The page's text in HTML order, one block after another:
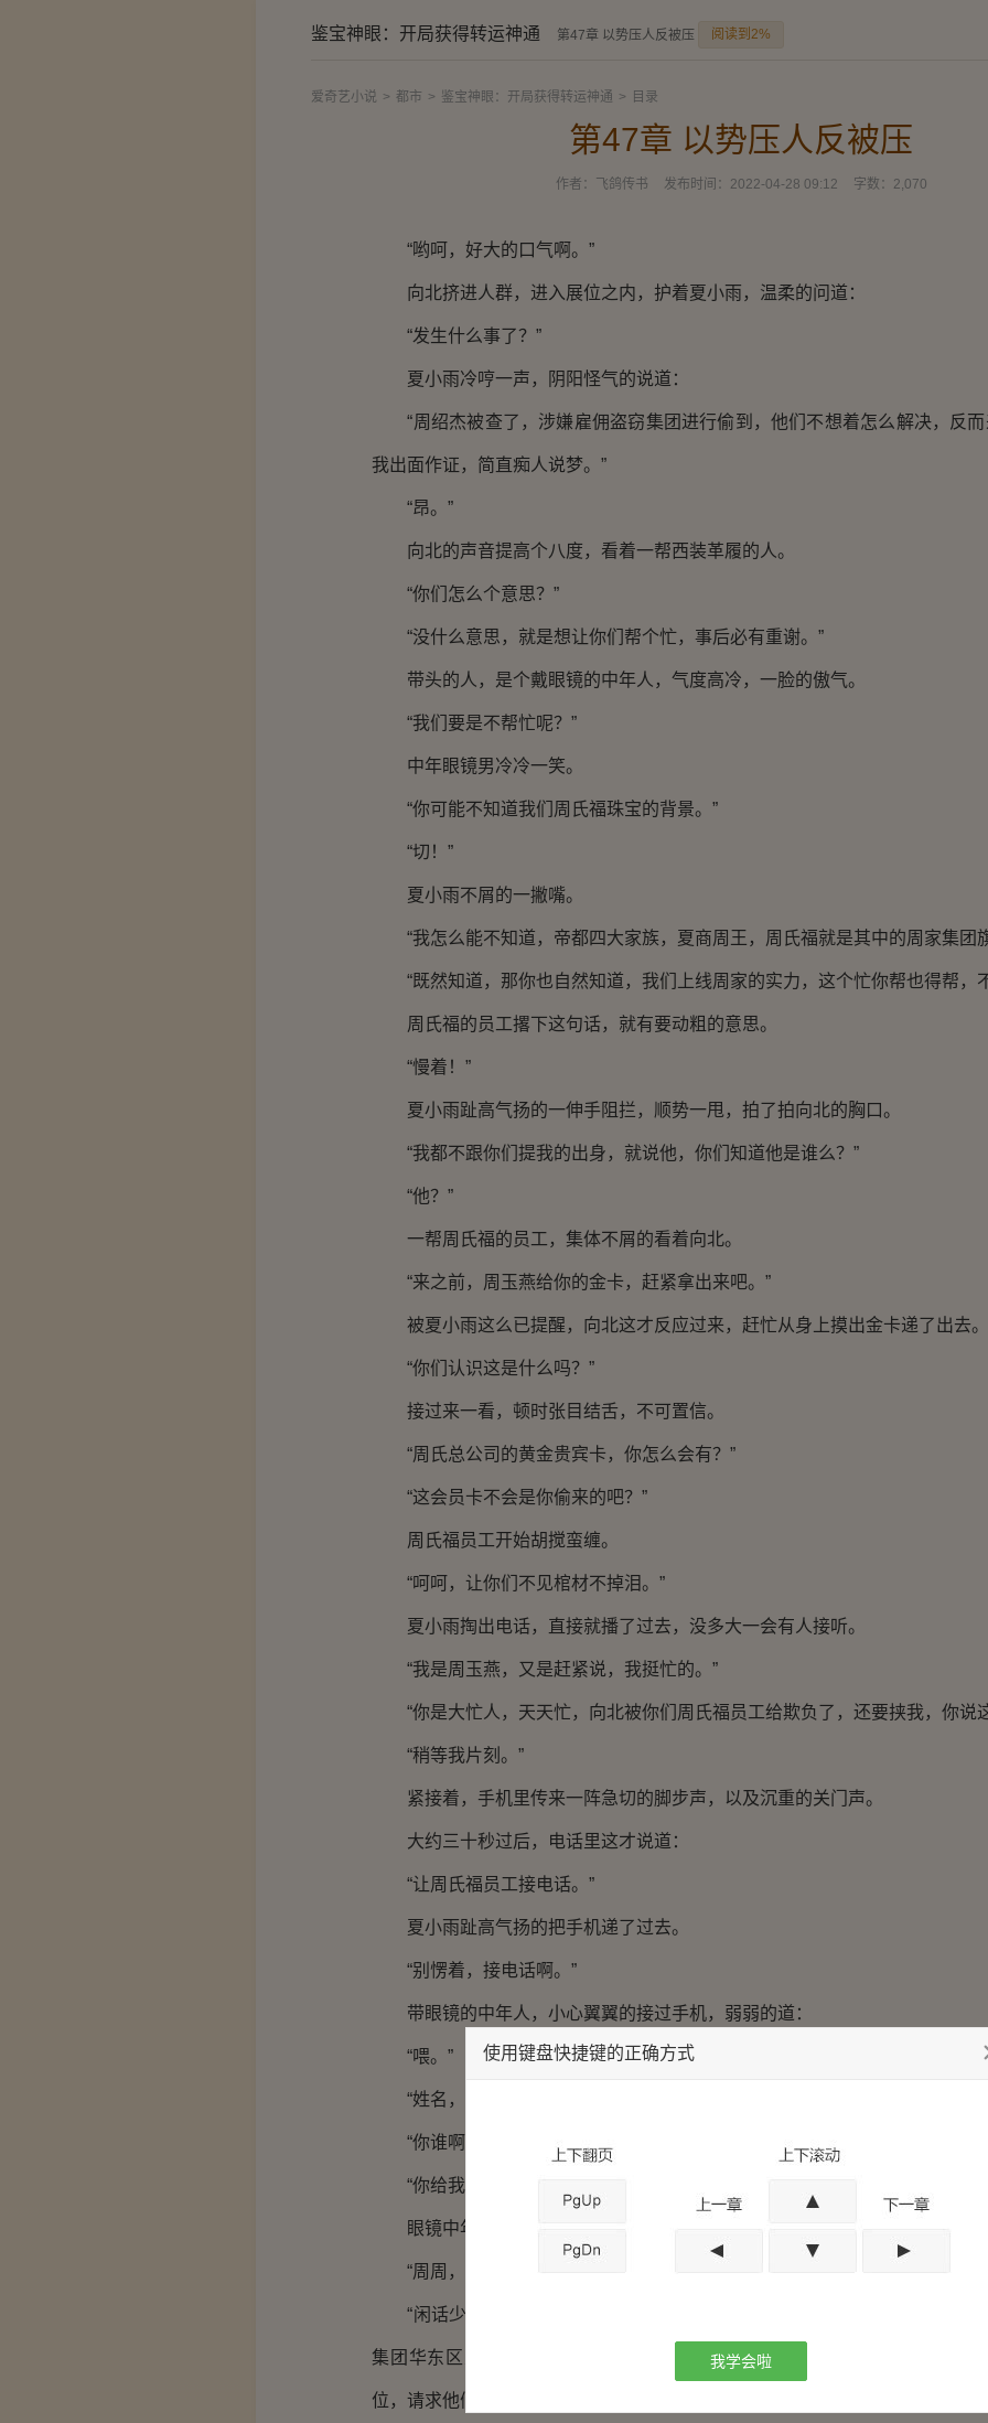
鉴宝神眼：开局获得转运神通 第47章 以势压人反被压 阅读到2%
爱奇艺小说 > 都市 > 鉴宝神眼：开局获得转运神通 > 目录
第47章 以势压人反被压
作者： 飞鸽传书 发布时间： 2022-04-28 09:12 字数： 2,070
“哟呵，好大的口气啊。”
向北挤进人群，进入展位之内，护着夏小雨，温柔的问道：
“发生什么事了？”
夏小雨冷哼一声，阴阳怪气的说道：
“周绍杰被查了，涉嫌雇佣盗窃集团进行偷到，他们不想着怎么解决，反而
我出面作证，简直痴人说梦。”
“昂。”
向北的声音提高个八度，看着一帮西装革履的人。
“你们怎么个意思？”
“没什么意思，就是想让你们帮个忙，事后必有重谢。”
带头的人，是个戴眼镜的中年人，气度高冷，一脸的傲气。
“我们要是不帮忙呢？”
中年眼镜男冷冷一笑。
“你可能不知道我们周氏福珠宝的背景。”
“切！”
夏小雨不屑的一撇嘴。
“我怎么能不知道，帝都四大家族，夏商周王，周氏福就是其中的周家集团
“既然知道，那你也自然知道，我们上线周家的实力，这个忙你帮也得帮，
周氏福的员工撂下这句话，就有要动粗的意思。
“慢着！”
夏小雨趾高气扬的一伸手阻拦，顺势一甩，拍了拍向北的胸口。
“我都不跟你们提我的出身，就说他，你们知道他是谁么？”
“他？”
一帮周氏福的员工，集体不屑的看着向北。
“来之前，周玉燕给你的金卡，赶紧拿出来吧。”
被夏小雨这么已提醒，向北这才反应过来，赶忙从身上摸出金卡递了出去。
“你们认识这是什么吗？”
接过来一看，顿时张目结舌，不可置信。
“周氏总公司的黄金贵宾卡，你怎么会有？”
“这会员卡不会是你偷来的吧？”
周氏福员工开始胡搅蛮缠。
“呵呵，让你们不见棺材不掉泪。”
夏小雨掏出电话，直接就播了过去，没多大一会有人接听。
“我是周玉燕，又是赶紧说，我挺忙的。”
“你是大忙人，天天忙，向北被你们周氏福员工给欺负了，还要挟我，你说
“稍等我片刻。”
紧接着，手机里传来一阵急切的脚步声，以及沉重的关门声。
大约三十秒过后，电话里这才说道：
“让周氏福员工接电话。”
夏小雨趾高气扬的把手机递了过去。
“别愣着，接电话啊。”
带眼镜的中年人，小心翼翼的接过手机，弱弱的道：
“喂。”
“姓名，年龄，在周氏福的职务。”
“你谁啊？”眼镜中年人语气不善的质问。
“你给我听好了，我是周氏集团法律总顾问，我叫周玉燕！”
眼镜中年人手一抖，差点手机脱手话落，幸好慌张的接住。
“周周，周大律师您好……”
“闲话少说，你面前的两位，女人是帝都夏家嫡系千金，名叫夏小雨，男人
集团华东区总负责人的救命恩人，他们俩是周氏总集团的贵客，我不管你们
位，请求他们原谅，否则周氏总集团，会让你们知道后果。”
使用键盘快捷键的正确方式
我学会啦